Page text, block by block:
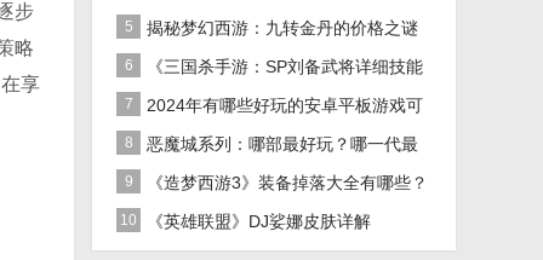
步
略
享
汇总在哪里？
5
揭秘梦幻西游：九转金丹的价格之谜
及全面解析
6
《三国杀手游：SP刘备武将详细技能
效果解析》
7
2024年有哪些好玩的安卓平板游戏可
以下载推荐？
8
恶魔城系列：哪部最好玩？哪一代最
经典？
9 《造梦西游3》装备掉落大全有哪些？
10 《英雄联盟》DJ娑娜皮肤详解